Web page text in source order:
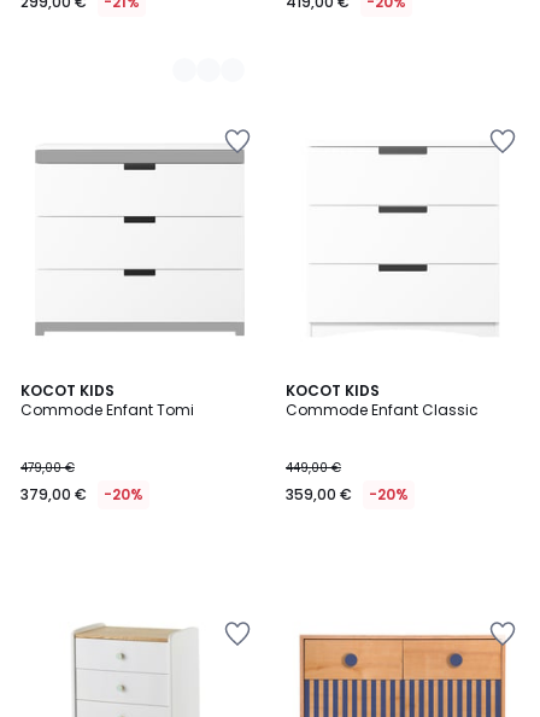
KOCOT KIDS
Commode Enfant Tomi
479,00 €
379,00 € -20%
KOCOT KIDS
Commode Enfant Classic
449,00 €
359,00 € -20%